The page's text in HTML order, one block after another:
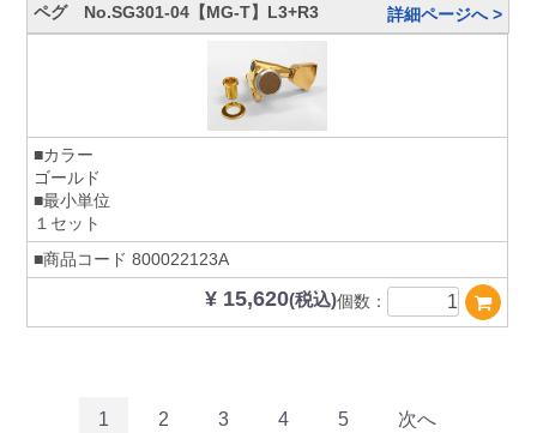
ペグ No.SG301-04【MG-T】L3+R3 詳細ページへ >
■カラー
ゴールド
■最小単位
１セット
■商品コード 800022123A
¥ 15,620(税込)個数：
1 2 3 4 5 次へ